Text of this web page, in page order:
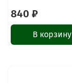
840 ₽
В корзину